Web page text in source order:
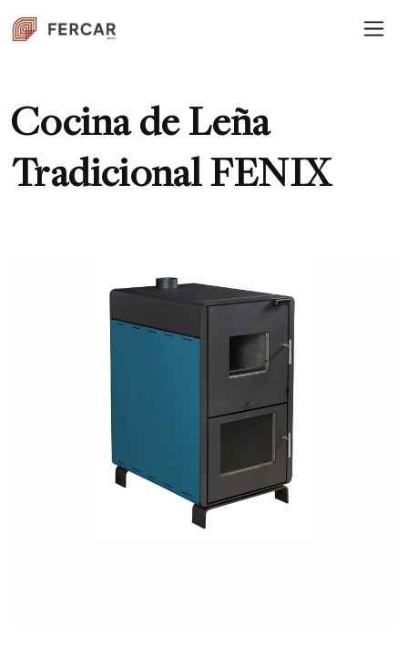
Cocina de Leña
Tradicional FENIX